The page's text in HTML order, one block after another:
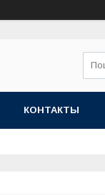
КОНТАКТЫ